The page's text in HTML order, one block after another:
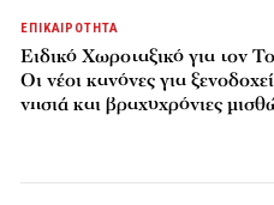
ΕΠΙΚΑΙΡΟΤΗΤΑ
Ειδικό Χωροταξικό για τον
Οι νέοι κανόνες για
νησιά και βραχυχρόνιες